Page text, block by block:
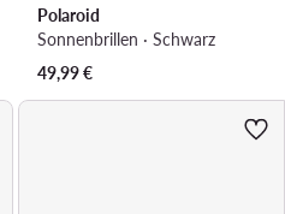
Polaroid
Sonnenbrillen · Schwarz
49,99€